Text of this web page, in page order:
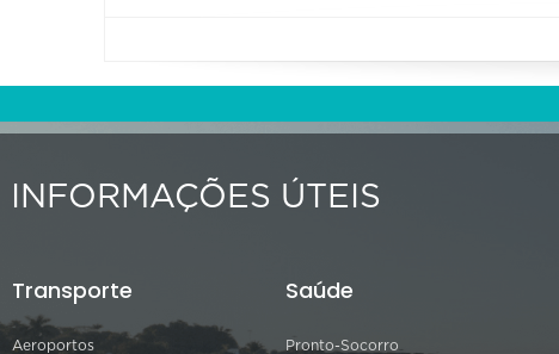
INFORMAÇÕES ÚTEIS
Transporte
Aeroportos
Saúde
Pronto-Socorro